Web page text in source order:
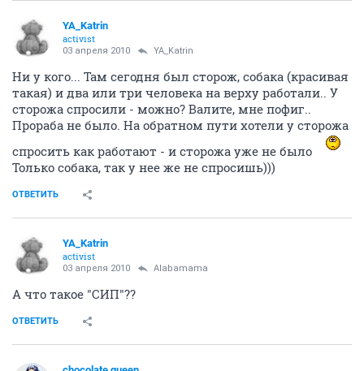
YA_Katrin
activist
03 апреля 2010 YA_Katrin
Ни у кого... Там сегодня был сторож, собака (красивая
такая) и два или три человека на верху работали.. У
сторожа спросили - можно? Валите, мне пофиг..
Прораба не было. На обратном пути хотели у сторожа
спросить как работают - и сторожа уже не было
Только собака, так у нее же не спросишь)))
ОТВЕТИТЬ
YA_Katrin
activist
03 апреля 2010 Alabamama
А что такое "СИП"??
ОТВЕТИТЬ